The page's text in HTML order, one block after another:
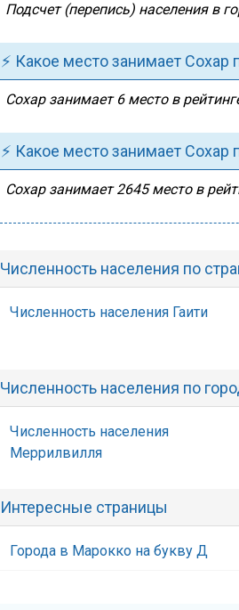
Подсчет (перепись) населения в
⚡ Какое место занимает
Сохар занимает 6 место в
⚡ Какое место занимает
Сохар занимает 2645 место в
Численность населения по
Численность населения Гаити
Численность населения по
Численность населения
Меррилвилля
Интересные страницы
Города в Марокко на букву Д